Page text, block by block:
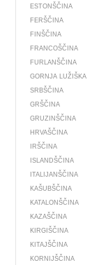
ESTONŠČINA
FERŠČINA
FINŠČINA
FRANCOŠČINA
FURLANŠČINA
GORNJA LUŽIŠKA
SRBŠČINA
GRŠČINA
GRUZINŠČINA
HRVAŠČINA
IRŠČINA
ISLANDŠČINA
ITALIJANŠČINA
KAŠUBŠČINA
KATALONŠČINA
KAZAŠČINA
KIRGIŠČINA
KITAJŠČINA
KORNIJŠČINA